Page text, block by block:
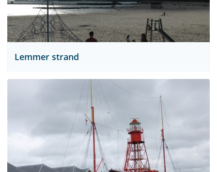
Lemmer strand